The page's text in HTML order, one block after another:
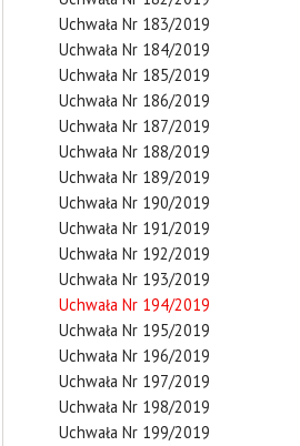
Uchwała Nr 183/2019
Uchwała Nr 184/2019
Uchwała Nr 185/2019
Uchwała Nr 186/2019
Uchwała Nr 187/2019
Uchwała Nr 188/2019
Uchwała Nr 189/2019
Uchwała Nr 190/2019
Uchwała Nr 191/2019
Uchwała Nr 192/2019
Uchwała Nr 193/2019
Uchwała Nr 194/2019
Uchwała Nr 195/2019
Uchwała Nr 196/2019
Uchwała Nr 197/2019
Uchwała Nr 198/2019
Uchwała Nr 199/2019